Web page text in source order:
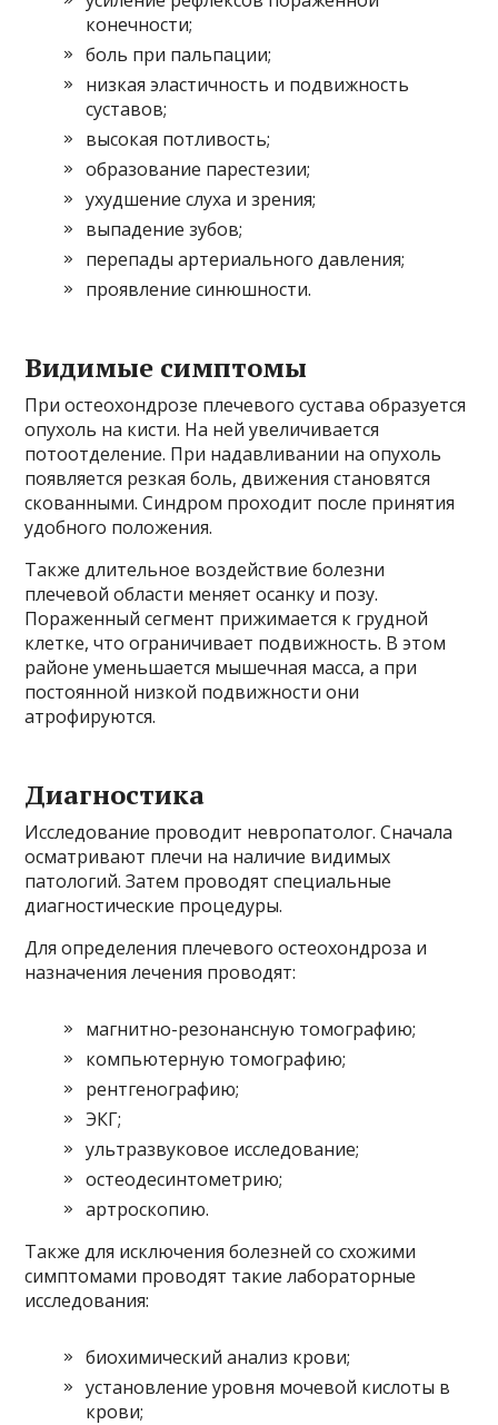
конечности;
боль при пальпации;
низкая эластичность и подвижность
суставов;
высокая потливость;
образование парестезии;
ухудшение слуха и зрения;
выпадение зубов;
перепады артериального давления;
проявление синюшности.
Видимые симптомы
При остеохондрозе плечевого сустава образуется
опухоль на кисти. На ней увеличивается
потоотделение. При надавливании на опухоль
появляется резкая боль, движения становятся
скованными. Синдром проходит после принятия
удобного положения.
Также длительное воздействие болезни
плечевой области меняет осанку и позу.
Пораженный сегмент прижимается к грудной
клетке, что ограничивает подвижность. В этом
районе уменьшается мышечная масса, а при
постоянной низкой подвижности они
атрофируются.
Диагностика
Исследование проводит невропатолог. Сначала
осматривают плечи на наличие видимых
патологий. Затем проводят специальные
диагностические процедуры.
Для определения плечевого остеохондроза и
назначения лечения проводят:
магнитно-резонансную томографию;
компьютерную томографию;
рентгенографию;
ЭКГ;
ультразвуковое исследование;
остеодесинтометрию;
артроскопию.
Также для исключения болезней со схожими
симптомами проводят такие лабораторные
исследования:
биохимический анализ крови;
установление уровня мочевой кислоты в
крови;